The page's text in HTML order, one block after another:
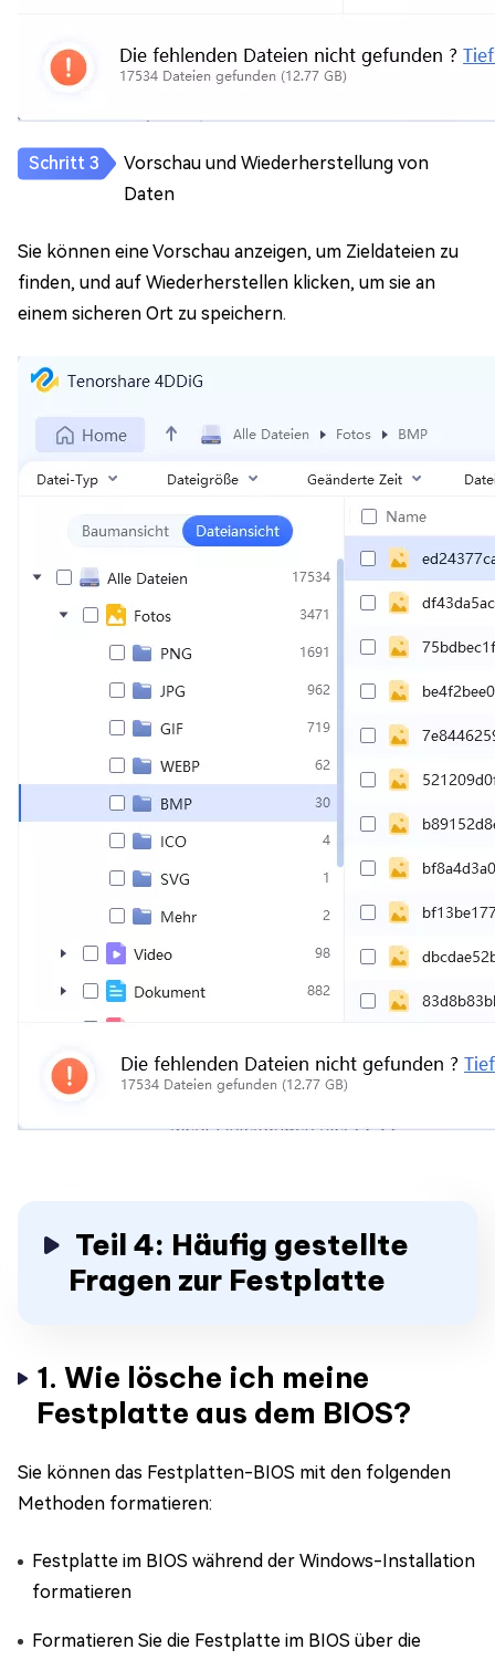
Vorschau und Wiederherstellung von
Daten
Sie können eine Vorschau anzeigen, um Zieldateien zu
finden, und auf Wiederherstellen klicken, um sie an
einem sicheren Ort zu speichern.
Teil 4: Häufig gestellte
Fragen zur Festplatte
1. Wie lösche ich meine
Festplatte aus dem BIOS?
Sie können das Festplatten-BIOS mit den folgenden
Methoden formatieren:
Festplatte im BIOS während der Windows-Installation
formatieren
Formatieren Sie die Festplatte im BIOS über die